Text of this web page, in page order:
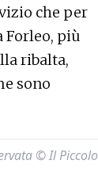
che per
Forleo, più
ribalta,
sono
© Il Piccolo